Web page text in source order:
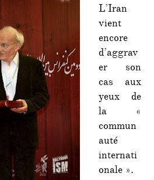
L’Iran
vient
encore
d’aggrav
er son
cas aux
yeux de
la «
commun
auté
internati
onale ».